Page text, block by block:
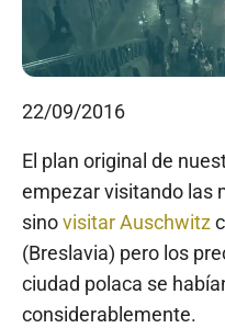
22/09/2016
El plan original de
empezar visitando las
sinovisitar Auschwitz
(Breslavia) pero los
ciudad polaca se
considerablemente.